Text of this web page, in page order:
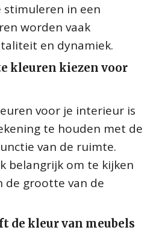
in een
worden vaak
en dynamiek.
kleuren kiezen voor
voor je interieur is
te houden met de
van de ruimte.
belangrijk om te kijken
de grootte van de
de kleur van meubels